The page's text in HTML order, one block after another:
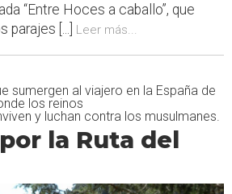
“Entre Hoces a caballo”, que
parajes [...]
Leer más...
sumergen al viajero en la España de
los reinos
y luchan contra los musulmanes.
la Ruta del